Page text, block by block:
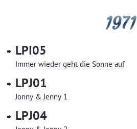
1971
LPI05
Immer wieder geht die Sonne auf
LPJ01
Jonny & Jenny 1
LPJ04